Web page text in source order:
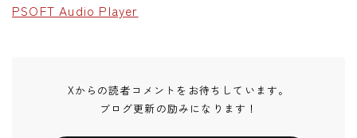
PSOFT Audio Player
Xからの読者コメントをお待ちしています。
ブログ更新の励みになります！